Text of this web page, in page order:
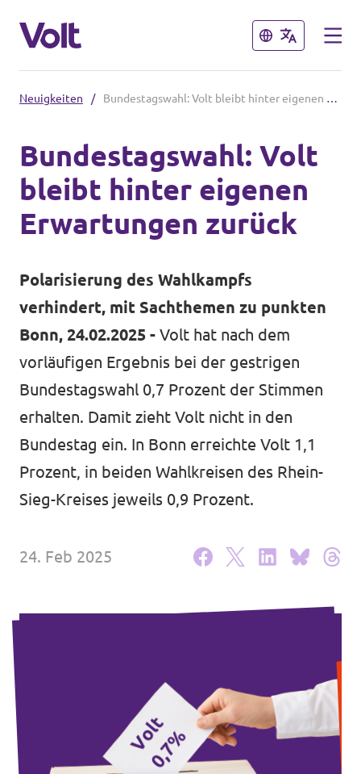
Schließen
Website von Volt NRW
Volt vor Ort in NRW
Volt Deutschland
Volt in deinem Bundesland
Volt Deutschland Merchandise Shop
Schließen
Programm
Über Volt
Menschen
Neuigkeiten
Unsere Events
Kontakt zu Volt Bonn
Deine Spende für Volt
Werde Mitglied von Volt
Volt Bonn Newsletter
Neuigkeiten / Bundestagswahl: Volt bleibt hinter eigenen Erwartungen zurück
Bundestagswahl: Volt
bleibt hinter eigenen
Erwartungen zurück
Polarisierung des Wahlkampfs
verhindert, mit Sachthemen zu punkten
Bonn, 24.02.2025 - Volt hat nach dem
vorläufigen Ergebnis bei der gestrigen
Bundestagswahl 0,7 Prozent der Stimmen
erhalten. Damit zieht Volt nicht in den
Bundestag ein. In Bonn erreichte Volt 1,1
Prozent, in beiden Wahlkreisen des Rhein-
Sieg-Kreises jeweils 0,9 Prozent.
24. Feb 2025